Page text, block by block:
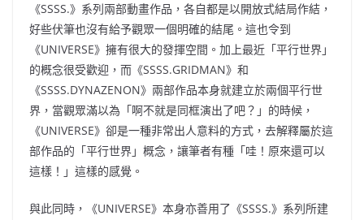
《SSSS.》系列兩部動畫作品，各自都是以開放式結局作結，
好些伏筆也沒有給予觀眾一個明確的結尾。這也令到
《UNIVERSE》擁有很大的發揮空間。加上最近「平行世界」
的概念很受歡迎，而《SSSS.GRIDMAN》和
《SSSS.DYNAZENON》兩部作品本身就建立於兩個平行世
界，當觀眾滿以為「啊不就是同框演出了吧？」的時候，
《UNIVERSE》卻是一種非常出人意料的方式，去解釋屬於這
部作品的「平行世界」概念，讓筆者有種「哇！原來還可以
這樣！」這樣的感覺。
與此同時，《UNIVERSE》本身亦善用了《SSSS.》系列所建